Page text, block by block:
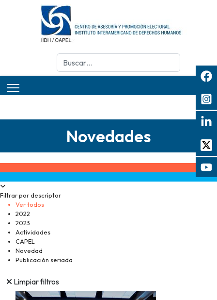
Buscar
Novedades
Filtrar por descriptor
Ver todos
2022
2023
Actividades
CAPEL
Novedad
Publicación seriada
Limpiar filtros